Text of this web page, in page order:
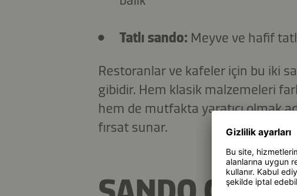
Tatlı sando: Meyve ve hafif
Restoranlar ve kafeler için bu iki
gibidir. Hem klasik malzemeleri
hem de mutfakta yaratıcı olmak
fırsat sunar.